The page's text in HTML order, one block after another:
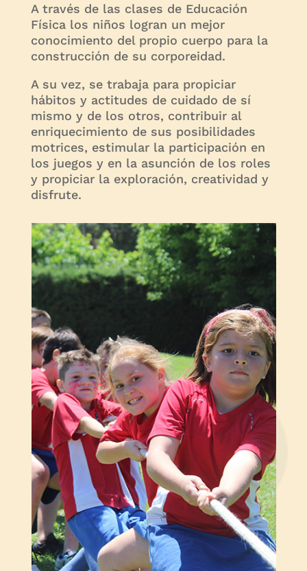
A través de las clases de Educación
Física los niños logran un mejor
conocimiento del propio cuerpo para la
construcción de su corporeidad.
A su vez, se trabaja para propiciar
hábitos y actitudes de cuidado de sí
mismo y de los otros, contribuir al
enriquecimiento de sus posibilidades
motrices, estimular la participación en
los juegos y en la asunción de los roles
y propiciar la exploración, creatividad y
disfrute.